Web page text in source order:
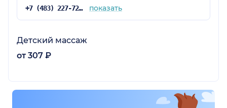
+7 (483) 227-72-52 показать
Детский массаж
от 307 ₽